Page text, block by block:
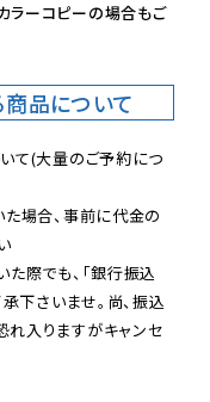
ラーコピーの場合もご
品について
て(大量のご予約につ
場合、事前に代金の
際でも、「銀行振込
下さいませ。尚、振込
入りますがキャンセ